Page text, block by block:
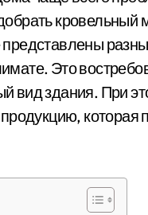
кровельный
Это
вид здания. При